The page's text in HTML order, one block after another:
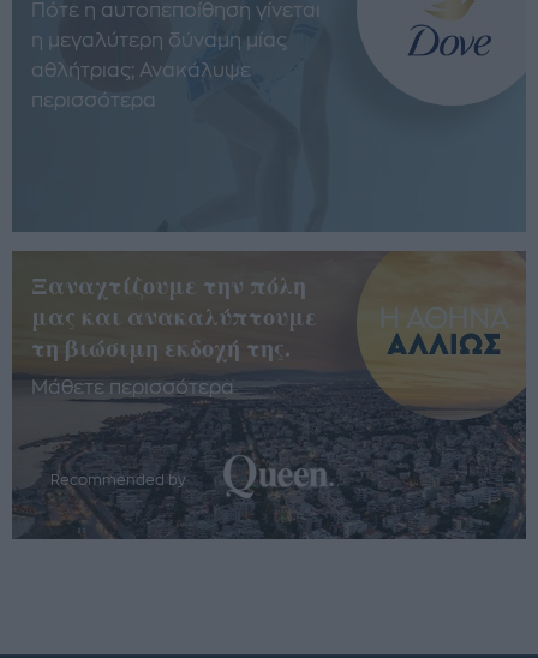
Πότε η αυτοπεποίθηση γίνεται
η μεγαλύτερη δύναμη μίας
αθλήτριας; Ανακάλυψε
περισσότερα
Ξαναχτίζουμε την πόλη
μας και ανακαλύπτουμε
τη βιώσιμη εκδοχή της.
Μάθετε περισσότερα
Recommended by